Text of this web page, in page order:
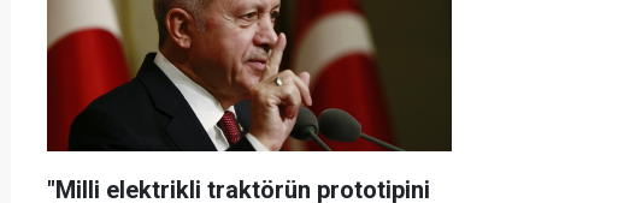
"Milli elektrikli traktörün prototipini